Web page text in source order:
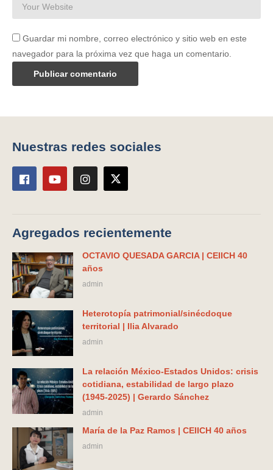
Guardar mi nombre, correo electrónico y sitio web en este
navegador para la próxima vez que haga un comentario.
Nuestras redes sociales
Agregados recientemente
OCTAVIO QUESADA GARCIA | CEIICH 40
años
admin
Heterotopía patrimonial/sinécdoque
territorial | Ilia Alvarado
admin
La relación México-Estados Unidos: crisis
cotidiana, estabilidad de largo plazo
(1945-2025) | Gerardo Sánchez
admin
María de la Paz Ramos | CEIICH 40 años
admin